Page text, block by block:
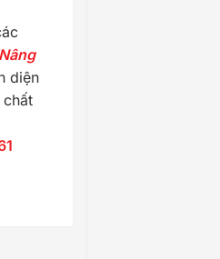
diện